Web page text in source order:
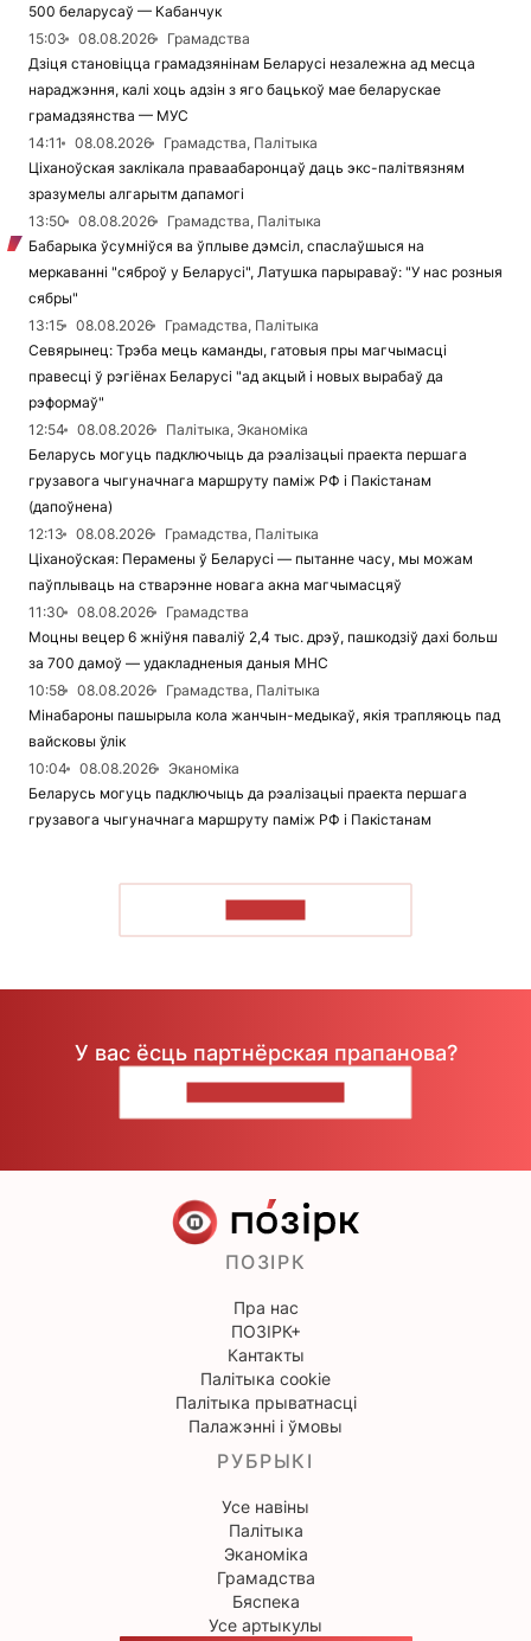
500 беларусаў — Кабанчук
15:03
08.08.2026
Грамадства
Дзіця становіцца грамадзянінам Беларусі незалежна ад месца
нараджэння, калі хоць адзін з яго бацькоў мае беларускае
грамадзянства — МУС
14:11
08.08.2026
Грамадства, Палітыка
Ціханоўская заклікала праваабаронцаў даць экс-палітвязням
зразумелы алгарытм дапамогі
13:50
08.08.2026
Грамадства, Палітыка
Бабарыка ўсумніўся ва ўплыве дэмсіл, спаслаўшыся на
меркаванні "сяброў у Беларусі", Латушка парыраваў: "У нас розныя
сябры"
13:15
08.08.2026
Грамадства, Палітыка
Севярынец: Трэба мець каманды, гатовыя пры магчымасці
правесці ў рэгіёнах Беларусі "ад акцый і новых вырабаў да
рэформаў"
12:54
08.08.2026
Палітыка, Эканоміка
Беларусь могуць падключыць да рэалізацыі праекта першага
грузавога чыгуначнага маршруту паміж РФ і Пакістанам
(дапоўнена)
12:13
08.08.2026
Грамадства, Палітыка
Ціханоўская: Перамены ў Беларусі — пытанне часу, мы можам
паўплываць на стварэнне новага акна магчымасцяў
11:30
08.08.2026
Грамадства
Моцны вецер 6 жніўня паваліў 2,4 тыс. дрэў, пашкодзіў дахі больш
за 700 дамоў — удакладненыя даныя МНС
10:58
08.08.2026
Грамадства, Палітыка
Мінабароны пашырыла кола жанчын-медыкаў, якія трапляюць пад
вайсковы ўлік
10:04
08.08.2026
Эканоміка
Беларусь могуць падключыць да рэалізацыі праекта першага
грузавога чыгуначнага маршруту паміж РФ і Пакістанам
У вас ёсць партнёрская прапанова?
ПОЗІРК
Пра нас
ПОЗІРК+
Кантакты
Палітыка cookie
Палітыка прыватнасці
Палажэнні і ўмовы
РУБРЫКІ
Усе навіны
Палітыка
Эканоміка
Грамадства
Бяспека
Усе артыкулы